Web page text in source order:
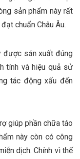
sản phẩm này rất
chuẩn Châu Âu.
được sản xuất đúng
tính và hiệu quả sử
tác động xấu đến
giúp phần chữa táo
này còn có công
dịch. Chính vì thế